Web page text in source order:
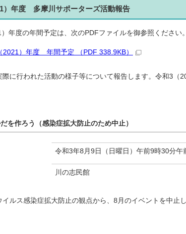
）年度 多摩川サポーターズ活動報告
年度の年間予定は、次のPDFファイルを御参照ください。
2021）年度 年間予定 （PDF 338.9KB）
際に行われた活動の様子等について報告します。令和3（
を作ろう（感染症拡大防止のため中止）
令和3年8月9日（日曜日）午前9時30分午
川の志民館
イルス感染症拡大防止の観点から、8月のイベントを中止し